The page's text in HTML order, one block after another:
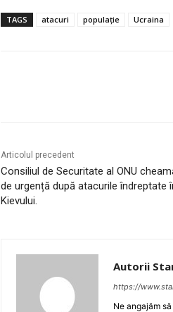
TAGS atacuri populație Ucraina
Articolul precedent
Consiliul de Securitate al ONU
de urgență după atacurile îndreptate
Kievului.
Autorii
https://
Ne angajăm